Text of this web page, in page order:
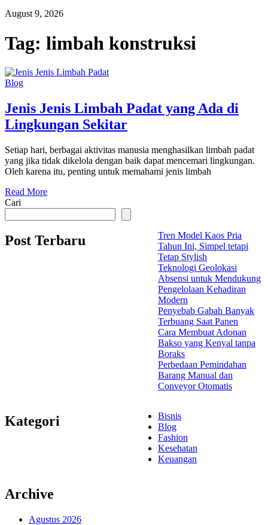
August 9, 2026
Tag: limbah konstruksi
Blog
Jenis Jenis Limbah Padat yang Ada di
Lingkungan Sekitar
Setiap hari, berbagai aktivitas manusia menghasilkan limbah padat
yang jika tidak dikelola dengan baik dapat mencemari lingkungan.
Oleh karena itu, penting untuk memahami jenis limbah
Read More
Cari
Post Terbaru
Tren Model Kaos Pria
Tahun Ini, Simpel tetapi
Tetap Stylish
Teknologi Geolokasi
Absensi untuk Mendukung
Pengelolaan Kehadiran
Modern
Penyebab Gabah Banyak
Terbuang Saat Panen
Cara Membuat Adonan
Bakso yang Kenyal tanpa
Boraks
Perbedaan Pemindahan
Barang Manual dan
Conveyor Otomatis
Kategori
Bisnis
Blog
Fashion
Kesehatan
Keuangan
Archive
Agustus 2026